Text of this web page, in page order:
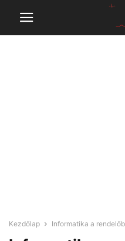
Kezdőlap Informatika a